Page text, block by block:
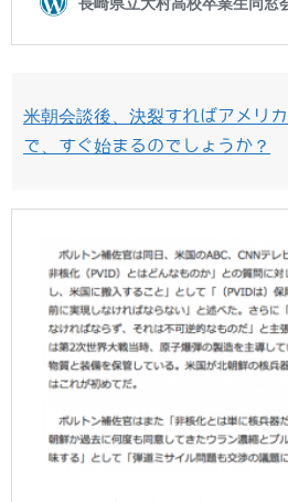
米朝会談後、決裂すればアメリ
で、すぐ始まるのでしょうか？